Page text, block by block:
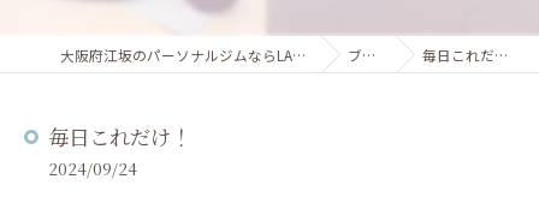
大阪府江坂のパーソナルジムならLAKSHIMI ブログ 毎日これだけ！
毎日これだけ！
2024/09/24